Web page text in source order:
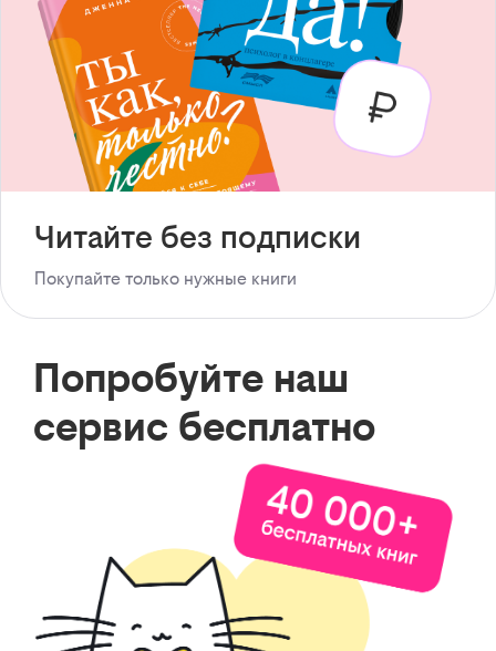
Читайте без подписки
Покупайте только нужные книги
Попробуйте наш
сервис бесплатно